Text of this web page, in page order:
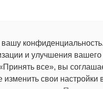
и улучшения
все», вы
свои настройки